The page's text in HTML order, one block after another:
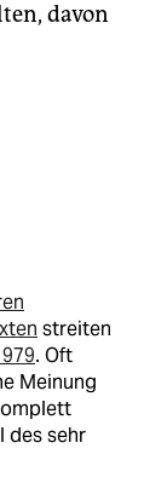
davon
streiten
. Oft
Meinung
des sehr